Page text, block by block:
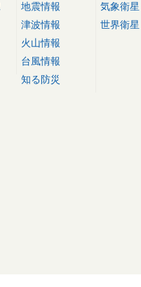
地震情報
津波情報
火山情報
台風情報
知る防災
気象衛星
世界衛星